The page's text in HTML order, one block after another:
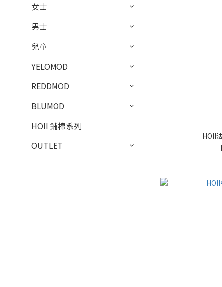
女士
男士
兒童
YELOMOD
REDDMOD
BLUMOD
HOII 鋪棉系列
OUTLET
HOII